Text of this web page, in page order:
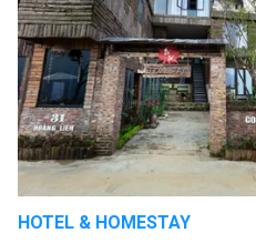
HOTEL & HOMESTAY